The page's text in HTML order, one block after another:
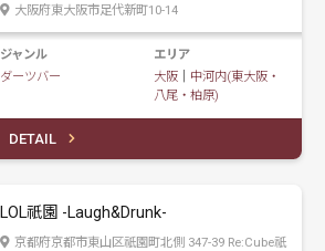
大阪府東大阪市足代新町10-14
ジャンル
ダーツバー
エリア
大阪｜
中河内(東大阪・
八尾・柏原)
DETAIL
LOL祇園 -Laugh&Drunk-
京都府京都市東山区祇園町北側 347-39 Re:Cube祇